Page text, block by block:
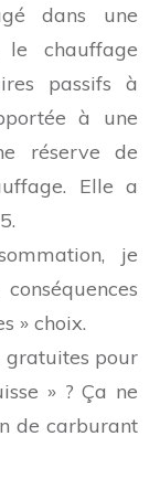
dans une
chauffage
passifs à
à une
réserve de
Elle a
je
» choix.
gratuites pour
» ? Ça ne
de carburant